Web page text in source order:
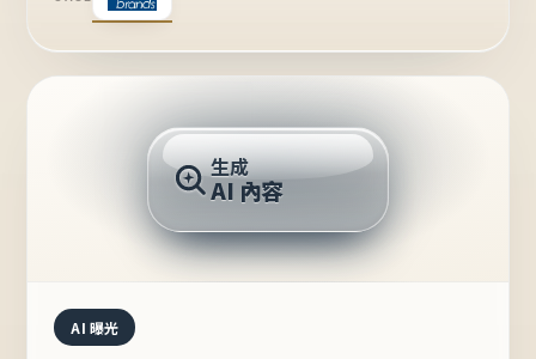
推薦的台灣品牌？
生成
AI 內容
AI 曝光